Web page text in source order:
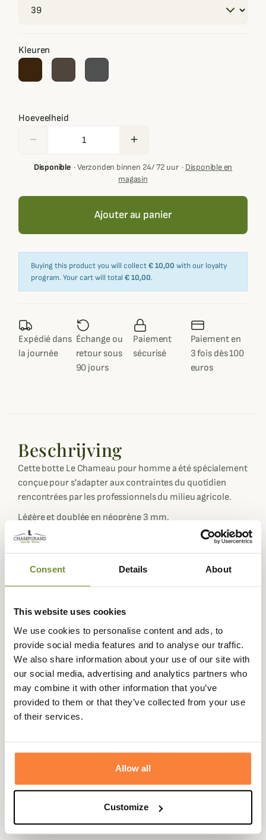
Consent Details About
This website uses cookies
We use cookies to personalise content and ads, to
provide social media features and to analyse our traffic.
We also share information about your use of our site with
our social media, advertising and analytics partners who
may combine it with other information that you’ve
provided to them or that they’ve collected from your use
of their services.
Allow all
Customize
Kleuren
Hoeveelheid
remove add
Disponible·Verzonden binnen 24/ 72 uur· Disponible en
magasin
Ajouter au panier
Buying this product you will collect€ 10,00 with our loyalty
program. Your cart will total € 10,00.
Expédié dans
la journée
Échange ou
retour sous
90 jours
Paiement
sécurisé
Paiement en
3 fois dès 100
euros
Beschrijving
Cette botte Le Chameau pour homme a été spécialement
conçue pour s'adapter aux contraintes du quotidien
rencontrées par les professionnels du milieu agricole.
Légère et doublée en néoprène 3 mm,
elle apporte confort et sécurité aux professionnels de
l'agriculture. Sa semelle Michelin Agri possède un
plus de performance (adhérence, longévité, confort).
cette botte agricole renforcée s'adapte parfaitement à
Botte pour homme, disponible en deux coloris : Bronze et
Marron foncé
Gegevensblad
Stengelhoogte
in cm
Doublure 3 mm neopreen
Bruin, Groen
Geslacht Mannen
Michelin Agri, dubbele dichtheid,
met noppen van bandtype